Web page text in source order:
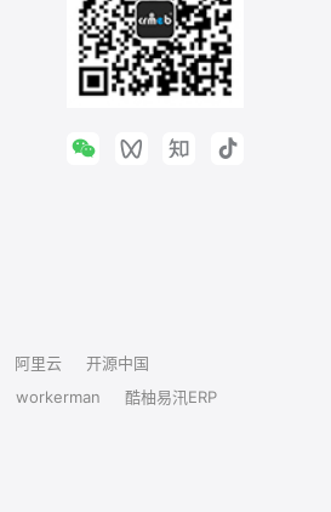
阿里云
开源中国
workerman
酷柚易汛ERP